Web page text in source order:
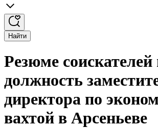
Найти
Резюме соискателей
должность
директора по
вахтой в Арсеньеве